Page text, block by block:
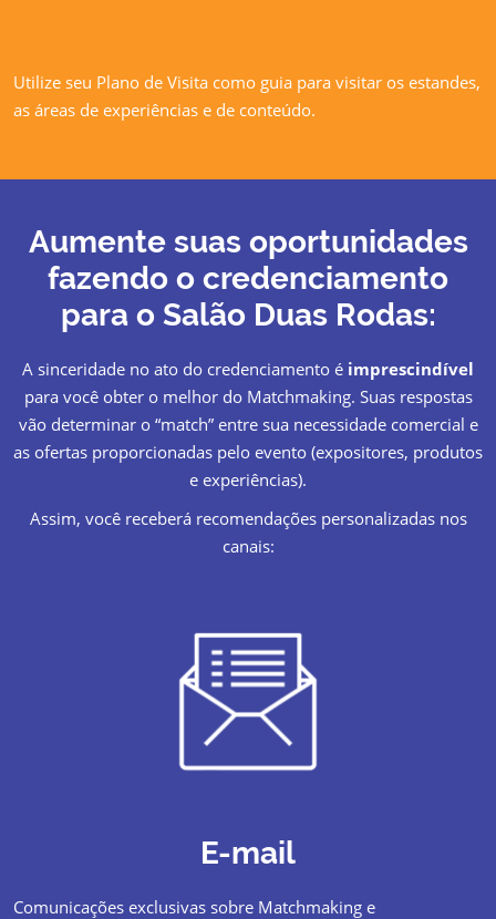
Utilize seu Plano de Visita como guia para visitar os estandes,
as áreas de experiências e de conteúdo.
Aumente suas oportunidades
fazendo o credenciamento
para o Salão Duas Rodas:
A sinceridade no ato do credenciamento é imprescindível
para você obter o melhor do Matchmaking. Suas respostas
vão determinar o “match” entre sua necessidade comercial e
as ofertas proporcionadas pelo evento (expositores, produtos
e experiências).
Assim, você receberá recomendações personalizadas nos
canais:
E-mail
Comunicações exclusivas sobre Matchmaking e